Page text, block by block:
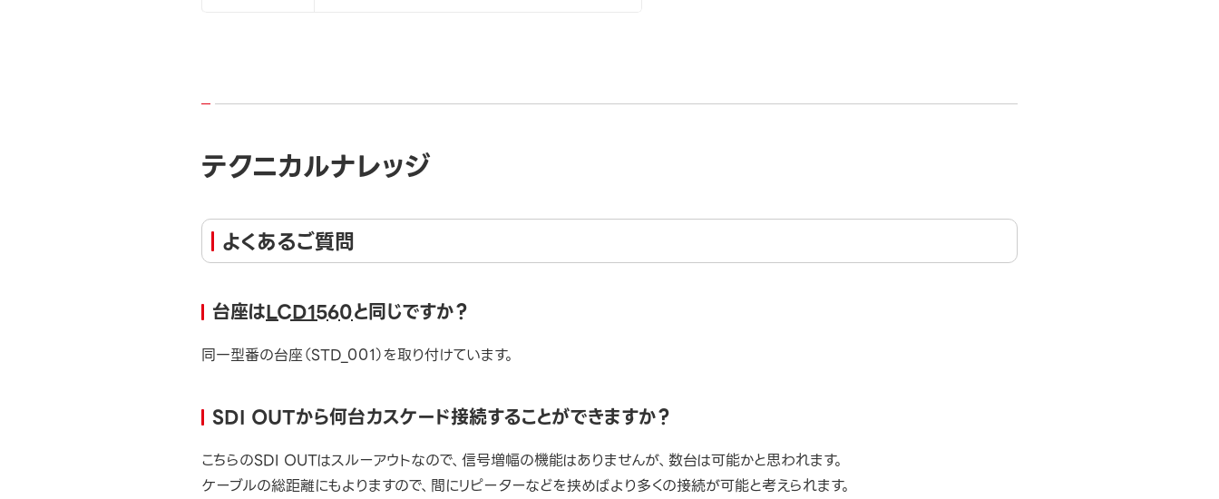
テクニカルナレッジ
よくあるご質問
台座はLCD1560と同じですか？
同一型番の台座（STD_001）を取り付けています。
SDI OUTから何台カスケード接続することができますか？
こちらのSDI OUTはスルーアウトなので、信号増幅の機能はありませんが、数台は可能かと思われます。
ケーブルの総距離にもよりますので、間にリピーターなどを挟めばより多くの接続が可能と考えられます。